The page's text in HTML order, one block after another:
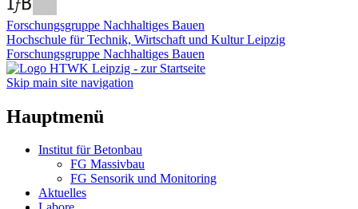
Forschungsgruppe Nachhaltiges Bauen
Hochschule für Technik, Wirtschaft und Kultur Leipzig
Forschungsgruppe Nachhaltiges Bauen
Skip main site navigation
Hauptmenü
Institut für Betonbau
FG Massivbau
FG Sensorik und Monitoring
Aktuelles